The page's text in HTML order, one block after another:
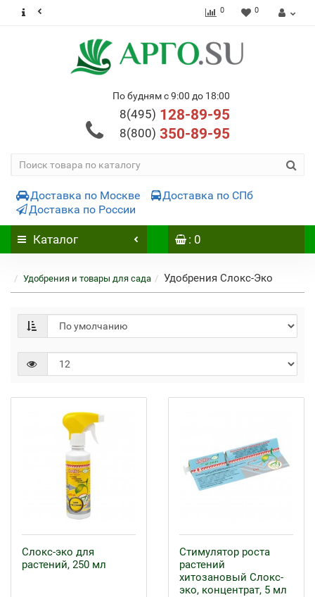
0 0
По будням с 9:00 до 18:00
8(495) 128-89-95
8(800) 350-89-95
Доставка по Москве
Доставка по СПб
Доставка по России
Каталог : 0
Удобрения и товары для сада Удобрения Слокс-Эко
Слокс-эко для
растений, 250 мл
Стимулятор роста
растений
хитозановый Слокс-
эко, концентрат, 5 мл